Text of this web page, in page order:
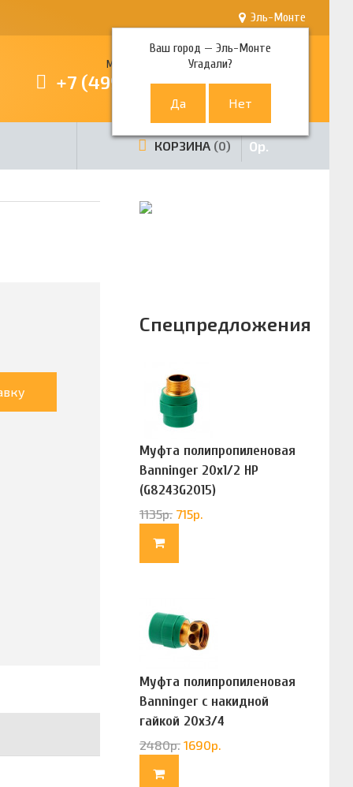
Эль-Монте
Ваш город —Эль-Монте
Угадали?
Многоканальный телефон
+7 (499) 380-80-80
КОРЗИНА 0 0р.
Спецпредложения
Муфта полипропиленовая
Banninger 20х1/2 НР
(G8243G2015)
1135р. 715р.
Муфта полипропиленовая
Banninger с накидной
гайкой 20х3/4
(G83322020)
2480р. 1690р.